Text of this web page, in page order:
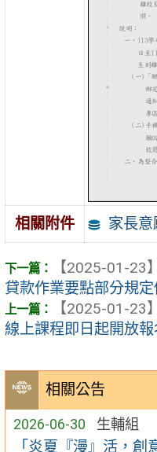
相關公告
2026-06-30 生輔組
「炎夏『漫』活，
相關附件 家長
【2025-01-23】
貸款作業要點部分規
【2025-01-23】
線上課程即日起開放報